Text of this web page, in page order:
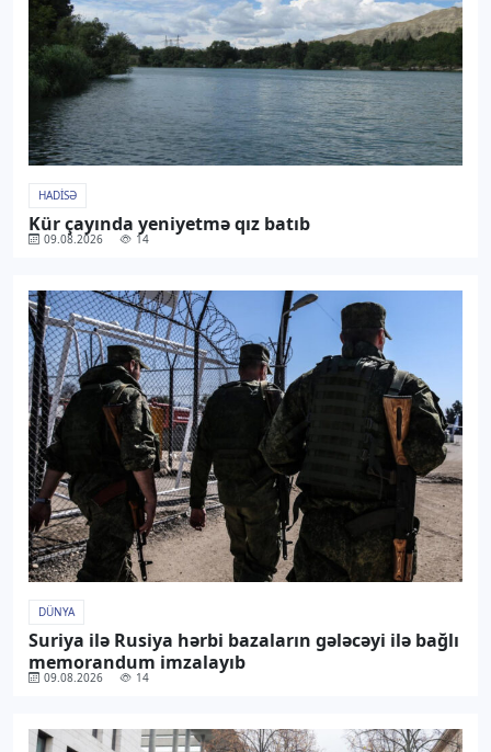
HADISƏ
Kür çayında yeniyetmə qız batıb
09.08.2026 14
DÜNYA
Suriya ilə Rusiya hərbi bazaların gələcəyi ilə bağlı
memorandum imzalayıb
09.08.2026 14